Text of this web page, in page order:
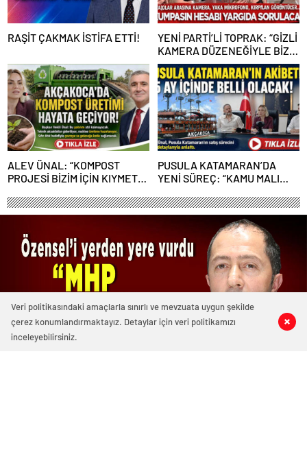
0 0
RAŞİT ÇAKMAK İSTİFA ETTİ!
YENİ PARTİ’Lİ TOPRAK: “GİZLİ
KAMERA DÜZENEĞİYLE BİZE
ALGI OPERASYONU YAPILDI”
ALEV ÜNAL: “KOMPOST
PROJESİ BİZİM İÇİN KIYMETLİ,
PUSULA KATAMARAN’DA
YENİ SÜREÇ: “KAMU MALI
2 0
Veri politikasındaki amaçlarla sınırlı ve mevzuata uygun şekilde
çerez konumlandırmaktayız. Detaylar için veri politikamızı
inceleyebilirsiniz.